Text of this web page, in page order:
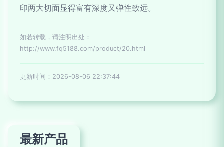
印两大切面显得富有深度又弹性致远。
如若转载，请注明出处：
http://www.fq5188.com/product/20.html
更新时间：2026-08-06 22:37:44
最新产品